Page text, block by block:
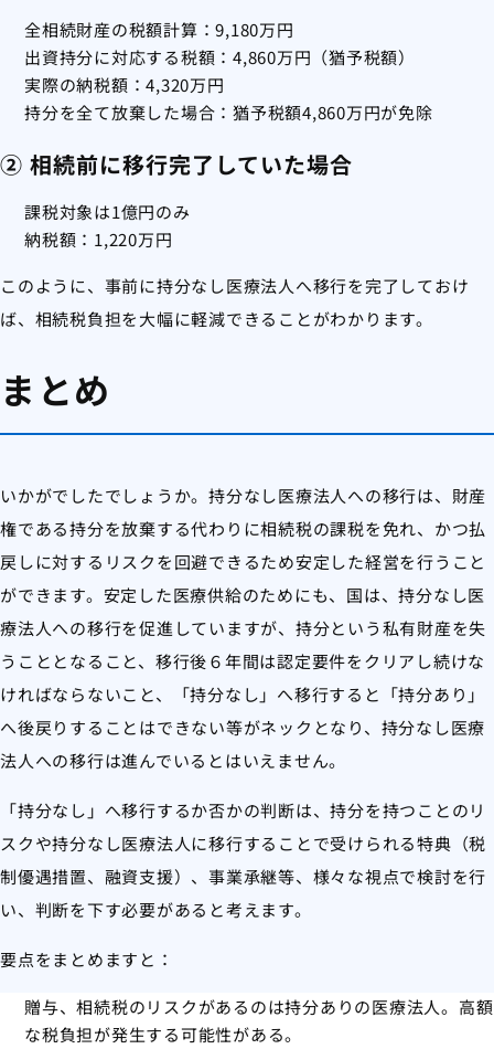
全相続財産の税額計算：9,180万円
出資持分に対応する税額：4,860万円（猶予税額）
実際の納税額：4,320万円
持分を全て放棄した場合：猶予税額4,860万円が免除
② 相続前に移行完了していた場合
課税対象は1億円のみ
納税額：1,220万円
このように、事前に持分なし医療法人へ移行を完了しておけ
ば、相続税負担を大幅に軽減できることがわかります。
まとめ
いかがでしたでしょうか。持分なし医療法人への移行は、財産
権である持分を放棄する代わりに相続税の課税を免れ、かつ払
戻しに対するリスクを回避できるため安定した経営を行うこと
ができます。安定した医療供給のためにも、国は、持分なし医
療法人への移行を促進していますが、持分という私有財産を失
うこととなること、移行後６年間は認定要件をクリアし続けな
ければならないこと、「持分なし」へ移行すると「持分あり」
へ後戻りすることはできない等がネックとなり、持分なし医療
法人への移行は進んでいるとはいえません。
「持分なし」へ移行するか否かの判断は、持分を持つことのリ
スクや持分なし医療法人に移行することで受けられる特典（税
制優遇措置、融資支援）、事業承継等、様々な視点で検討を行
い、判断を下す必要があると考えます。
要点をまとめますと：
贈与、相続税のリスクがあるのは持分ありの医療法人。高額
な税負担が発生する可能性がある。